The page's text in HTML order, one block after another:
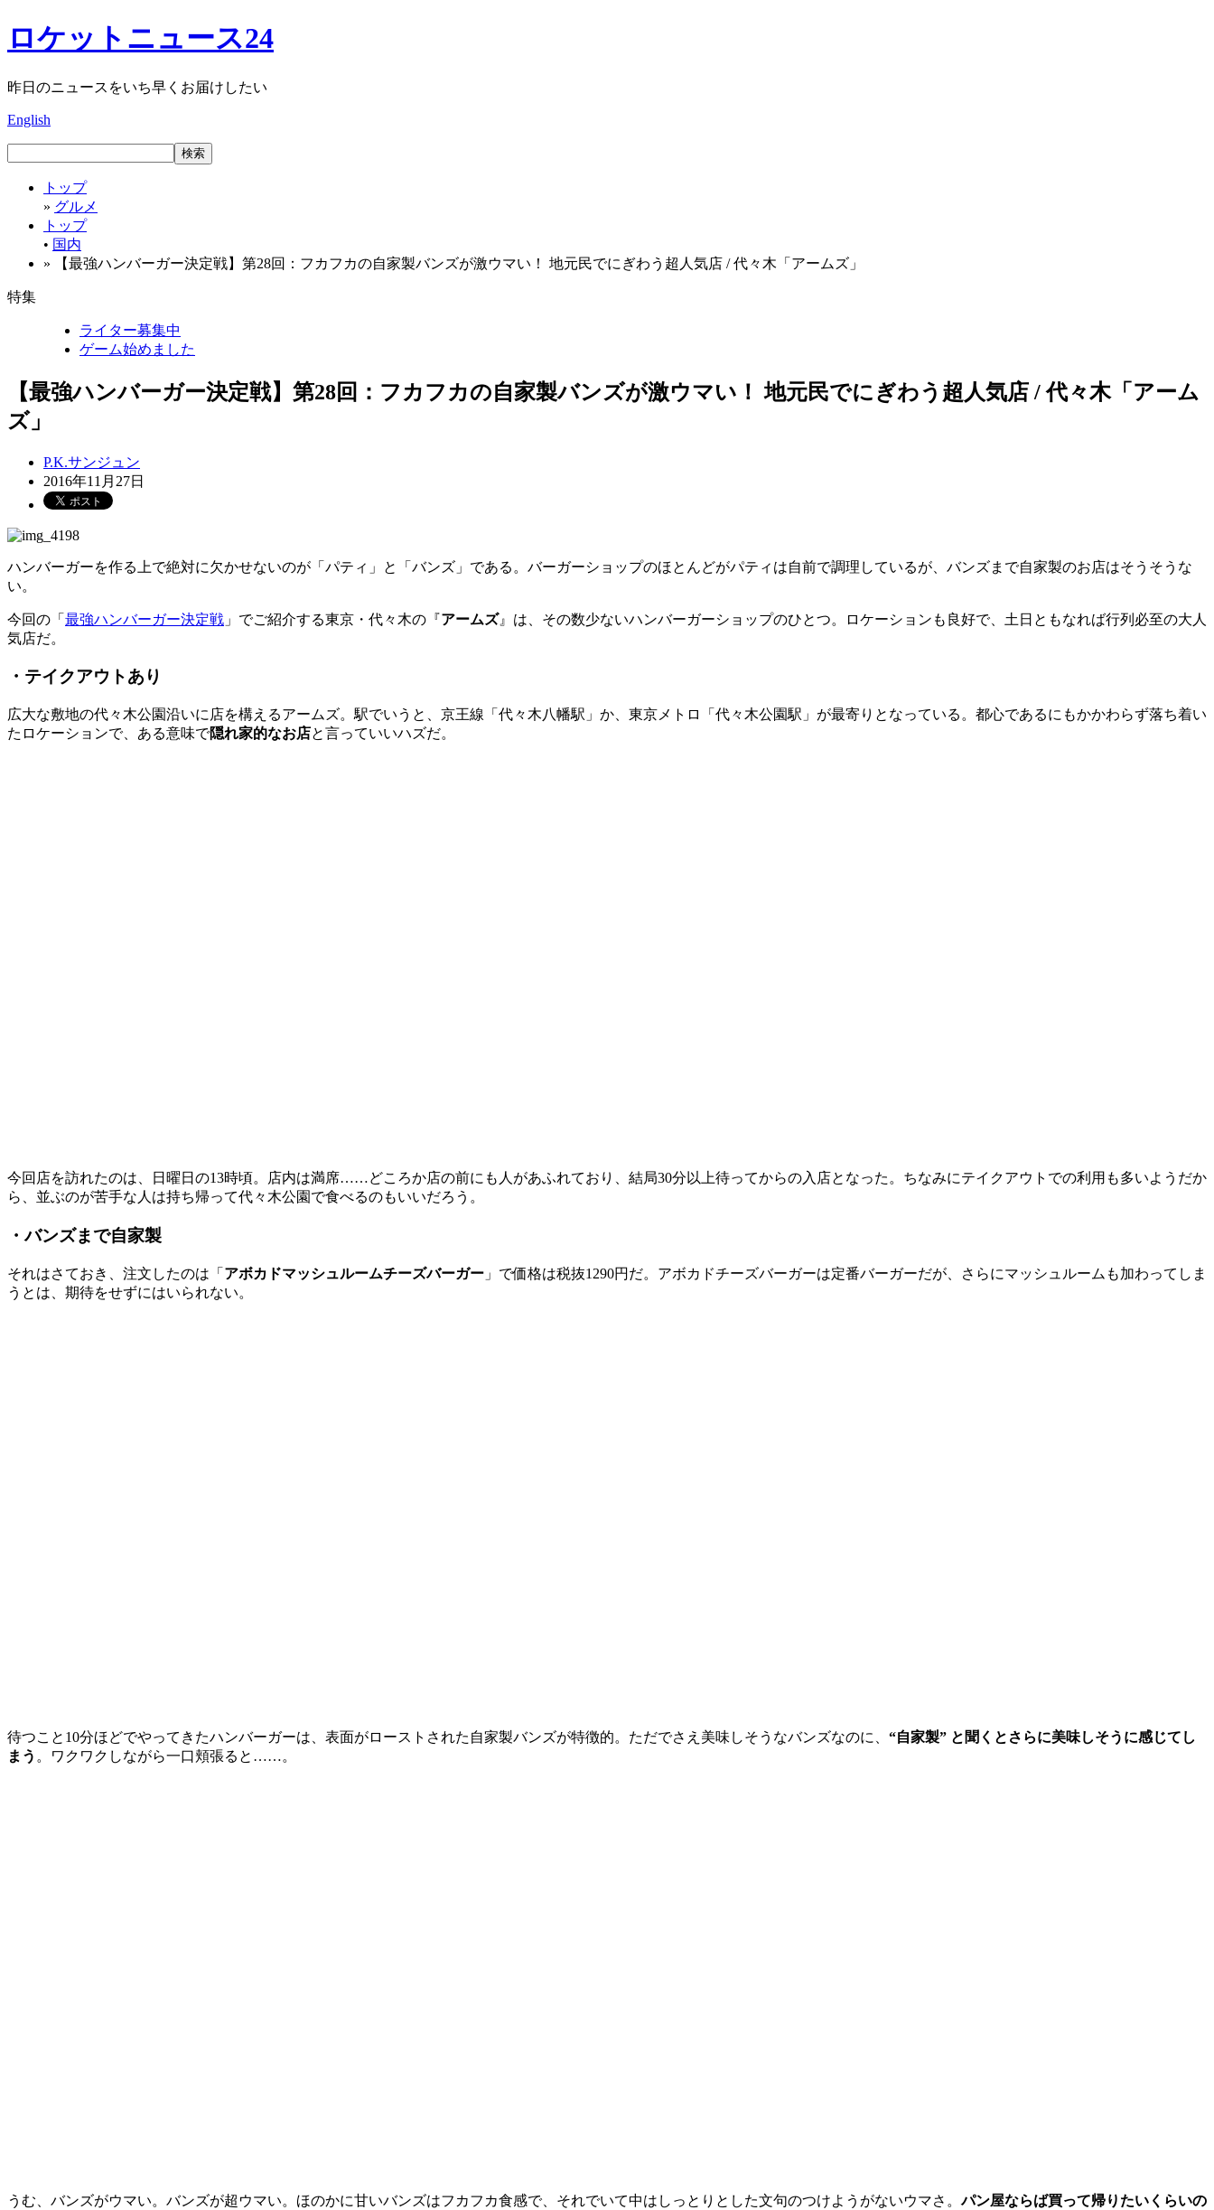
ロケットニュース24
昨日のニュースをいち早くお届けしたい
English
トップ
» グルメ
トップ
• 国内
» 【最強ハンバーガー決定戦】第28回：フカフカの自家製バンズが激ウマい！ 地元民でにぎわう超人気店 / 代々木「アームズ」
特集
ライター募集中
ゲーム始めました
【最強ハンバーガー決定戦】第28回：フカフカの自家製バンズが激ウマい！ 地元民でにぎわう超人気店 / 代々木「アーム
ズ」
P.K.サンジュン
2016年11月27日
ハンバーガーを作る上で絶対に欠かせないのが「パティ」と「バンズ」である。バーガーショップのほとんどがパティは自前で調理しているが、バンズまで自家製のお店はそうそうな
い。
今回の「 最強ハンバーガー決定戦 」でご紹介する東京・代々木の『アームズ』は、その数少ないハンバーガーショップのひとつ。ロケーションも良好で、土日ともなれば行列必至の大人
気店だ。
・テイクアウトあり
広大な敷地の代々木公園沿いに店を構えるアームズ。駅でいうと、京王線「代々木八幡駅」か、東京メトロ「代々木公園駅」が最寄りとなっている。都心であるにもかかわらず落ち着い
たロケーションで、ある意味で隠れ家的なお店と言っていいハズだ。
今回店を訪れたのは、日曜日の13時頃。店内は満席……どころか店の前にも人があふれており、結局30分以上待ってからの入店となった。ちなみにテイクアウトでの利用も多いようだか
ら、並ぶのが苦手な人は持ち帰って代々木公園で食べるのもいいだろう。
・バンズまで自家製
それはさておき、注文したのは「 アボカドマッシュルームチーズバーガー 」で価格は税抜1290円だ。アボカドチーズバーガーは定番バーガーだが、さらにマッシュルームも加わってしま
うとは、期待をせずにはいられない。
待つこと10分ほどでやってきたハンバーガーは、表面がローストされた自家製バンズが特徴的。ただでさえ美味しそうなバンズなのに、 “自家製” と聞くとさらに美味しそうに感じてし
まう 。ワクワクしながら一口頬張ると……。
うむ、バンズがウマい。バンズが超ウマい。ほのかに甘いバンズはフカフカ食感で、それでいて中はしっとりとした文句のつけようがないウマさ。パン屋ならば買って帰りたいくらいの